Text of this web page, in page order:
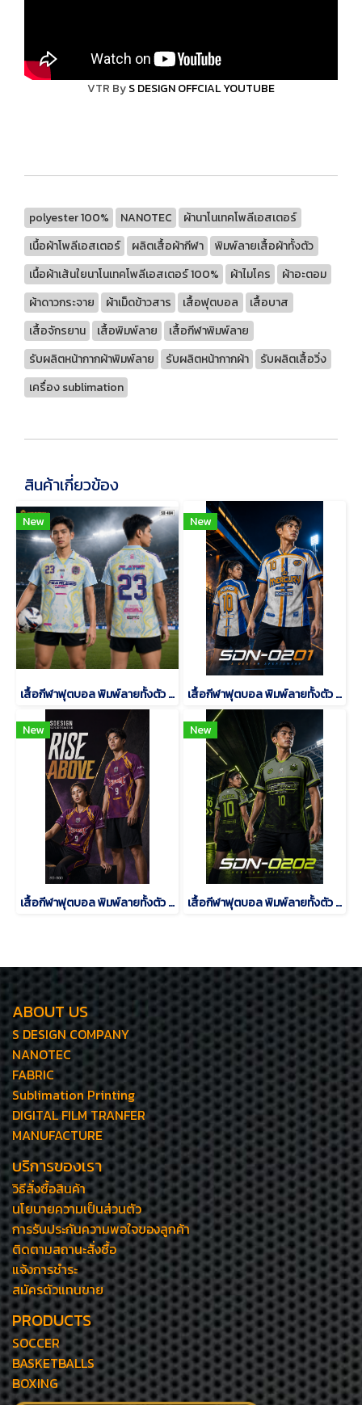
VTR ByS DESIGN OFFCIAL YOUTUBE
polyester 100% NANOTEC
ผ้านาโนเทคโพลีเอสเตอร์
เนื้อผ้าโพลีเอสเตอร์
ผลิตเสื้อผ้ากีฬา
พิมพ์ลายเสื้อผ้าทั้งตัว
เนื้อผ้าเส้นใยนาโนเทคโพลีเอสเตอร์ 100%
ผ้าไมโคร
ผ้าอะตอม
ผ้าดาวกระจาย
ผ้าเม็ดข้าวสาร เสื้อฟุตบอล
เสื้อบาส
เสื้อจักรยาน
เสื้อพิมพ์ลาย
เสื้อกีฬาพิมพ์ลาย
รับผลิตหน้ากากผ้าพิมพ์ลาย
รับผลิตหน้ากากผ้า
รับผลิตเสื้อวิ่ง
เครื่อง sublimation
สินค้าเกี่ยวข้อง
New
เสื้อกีฬาฟุตบอล พิมพ์ลายทั้งตัว เนื้อผ้า "นาโนเทค"SD-484
New
เสื้อกีฬาฟุตบอล พิมพ์ลายทั้งตัว เนื้อผ้า "นาโนเทค"SDN-0201
New
เสื้อกีฬาฟุตบอล พิมพ์ลายทั้งตัว เนื้อผ้า "นาโนเทค"SD-500
New
เสื้อกีฬาฟุตบอล พิมพ์ลายทั้งตัว เนื้อผ้า "นาโนเทค"SDN-0202
ABOUT US
S DESIGN COMPANY
NANOTEC
FABRIC
Sublimation Printing
DIGITAL FILM TRANFER
MANUFACTURE
บริการของเรา
วิธีสั่งซื้อสินค้า
นโยบายความเป็นส่วนตัว
การรับประกันความพอใจของลูกค้า
ติดตามสถานะสั่งซื้อ
แจ้งการชำระ
สมัครตัวแทนขาย
PRODUCTS
SOCCER
BASKETBALLS
BOXING